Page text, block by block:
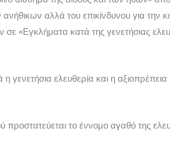
ανήθικων αλλά του επικίνδυνου για την
«Εγκλήματα κατά της γενετήσιας
γενετήσια ελευθερία και η
προστατεύεται το έννομο αγαθό της